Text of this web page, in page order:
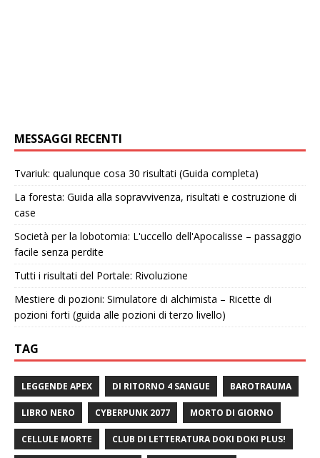
MESSAGGI RECENTI
Tvariuk: qualunque cosa 30 risultati (Guida completa)
La foresta: Guida alla sopravvivenza, risultati e costruzione di
case
Società per la lobotomia: L'uccello dell'Apocalisse – passaggio
facile senza perdite
Tutti i risultati del Portale: Rivoluzione
Mestiere di pozioni: Simulatore di alchimista – Ricette di
pozioni forti (guida alle pozioni di terzo livello)
TAG
LEGGENDE APEX DI RITORNO 4 SANGUE BAROTRAUMA
LIBRO NERO CYBERPUNK 2077 MORTO DI GIORNO
CELLULE MORTE CLUB DI LETTERATURA DOKI DOKI PLUS!